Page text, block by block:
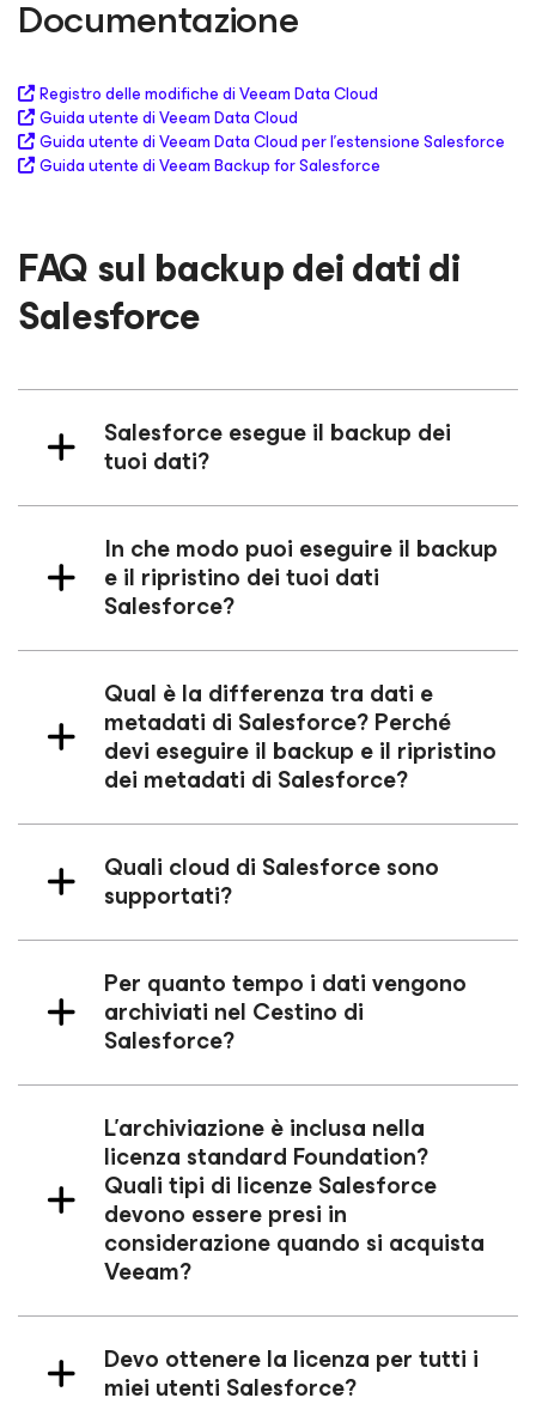
Documentazione
Registro delle modifiche di Veeam Data Cloud
Guida utente di Veeam Data Cloud
Guida utente di Veeam Data Cloud per l'estensione Salesforce
Guida utente di Veeam Backup for Salesforce
FAQ sul backup dei dati di
Salesforce
Salesforce esegue il backup dei
tuoi dati?
In che modo puoi eseguire il backup
e il ripristino dei tuoi dati
Salesforce?
Qual è la differenza tra dati e
metadati di Salesforce? Perché
devi eseguire il backup e il ripristino
dei metadati di Salesforce?
Quali cloud di Salesforce sono
supportati?
Per quanto tempo i dati vengono
archiviati nel Cestino di
Salesforce?
L'archiviazione è inclusa nella
licenza standard Foundation?
Quali tipi di licenze Salesforce
devono essere presi in
considerazione quando si acquista
Veeam?
Devo ottenere la licenza per tutti i
miei utenti Salesforce?